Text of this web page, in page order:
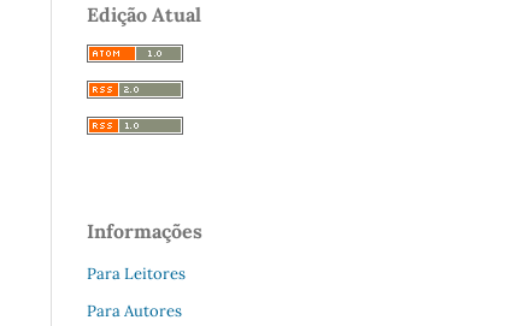
Edição Atual
Informações
Para Leitores
Para Autores